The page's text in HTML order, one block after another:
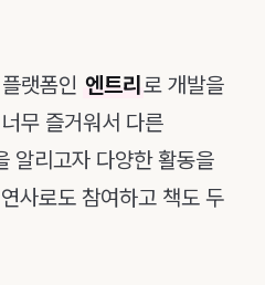
랫폼인 엔트리 로 개발을
무 즐거워서 다른
알리고자 다양한 활동을
사로도 참여하고 책도 두